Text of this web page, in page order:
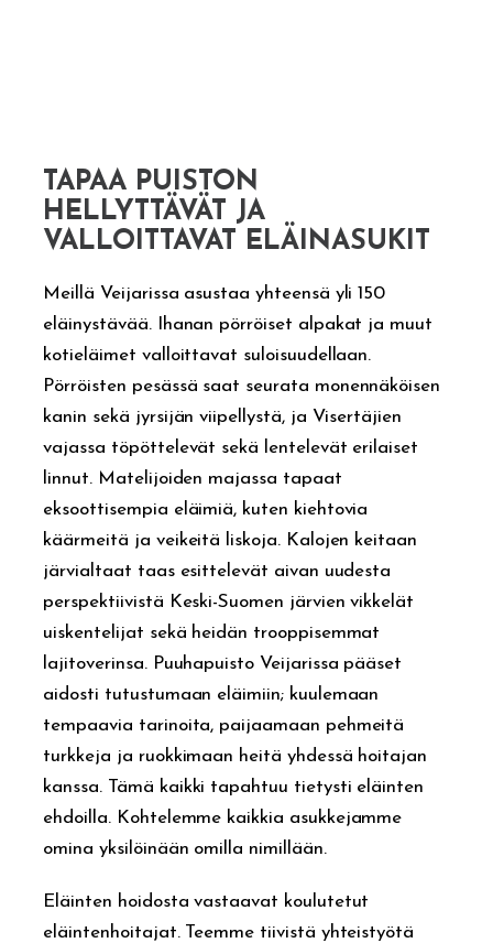
TAPAA PUISTON
HELLYTTÄVÄT JA
VALLOITTAVAT ELÄINASUKIT
Meillä Veijarissa asustaa yhteensä yli 150
eläinystävää. Ihanan pörröiset alpakat ja muut
kotieläimet valloittavat suloisuudellaan.
Pörröisten pesässä saat seurata monennäköisen
kanin sekä jyrsijän viipellystä, ja Visertäjien
vajassa töpöttelevät sekä lentelevät erilaiset
linnut. Matelijoiden majassa tapaat
eksoottisempia eläimiä, kuten kiehtovia
käärmeitä ja veikeitä liskoja. Kalojen keitaan
järvialtaat taas esittelevät aivan uudesta
perspektiivistä Keski-Suomen järvien vikkelät
uiskentelijat sekä heidän trooppisemmat
lajitoverinsa. Puuhapuisto Veijarissa pääset
aidosti tutustumaan eläimiin; kuulemaan
tempaavia tarinoita, paijaamaan pehmeitä
turkkeja ja ruokkimaan heitä yhdessä hoitajan
kanssa. Tämä kaikki tapahtuu tietysti eläinten
ehdoilla. Kohtelemme kaikkia asukkejamme
omina yksilöinään omilla nimillään.
Eläinten hoidosta vastaavat koulutetut
eläintenhoitajat. Teemme tiivistä yhteistyötä